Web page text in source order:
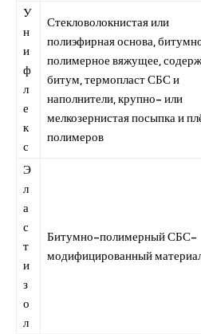
У
н
и
ф
л
е
к
с
Стекловолокнистая или
полиэфирная основа,
полимерное вяжущее,
битум, термопласт СБС и
наполнители, крупно- или
мелкозернистая посыпка и
полимеров
Э
л
а
с
т
и
з
о
л
Битумно-полимерный СБС-
модифицированный